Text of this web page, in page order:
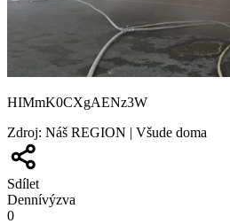
HIMmK0CXgAENz3W
Zdroj: Náš REGION | Všude doma
Sdílet
Dennívýzva
0